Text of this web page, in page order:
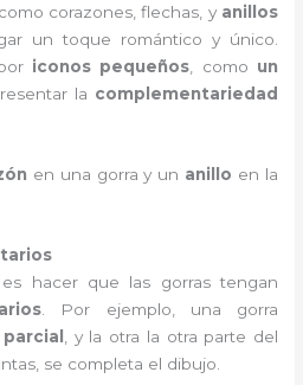
como corazones, flechas, y anillos
un toque romántico y único.
iconos pequeños , como un
la complementariedad
en una gorra y un anillo en la
hacer que las gorras tengan
. Por ejemplo, una gorra
, y la otra la otra parte del
se completa el dibujo.